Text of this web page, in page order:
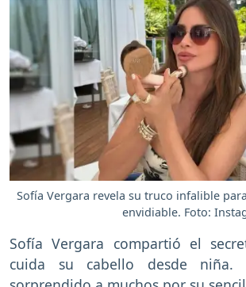
Sofía Vergara revela su truco infalible
envidiable. Foto:
Sofía Vergara compartió el
cuida su cabello desde